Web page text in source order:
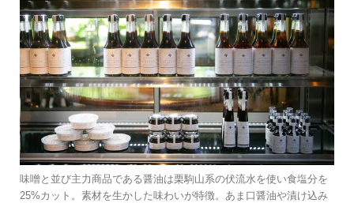
味噌と並び主力商品である醤油は栗駒山系の伏流水を使い食塩分を
25%カット。素材を生かした味わいが特徴。あま口醤油や漬け込み